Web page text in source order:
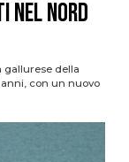
nel nord
gallurese della
con un nuovo